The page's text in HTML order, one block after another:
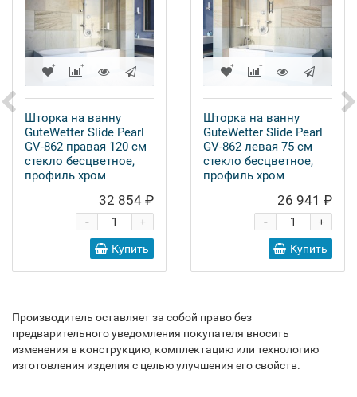
Шторка на ванну
GuteWetter Slide Pearl
GV-862 правая 120 см
стекло бесцветное,
профиль хром
32 854 ₽
+
-
Купить
Шторка на ванну
GuteWetter Slide Pearl
GV-862 левая 75 см
стекло бесцветное,
профиль хром
26 941 ₽
+
-
Купить
Производитель оставляет за собой право без
предварительного уведомления покупателя вносить
изменения в конструкцию, комплектацию или технологию
изготовления изделия с целью улучшения его свойств.